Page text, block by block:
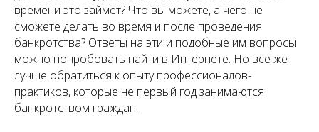
времени это займёт? Что вы можете, а чего не
сможете делать во время и после проведения
банкротства? Ответы на эти и подобные им вопросы
можно попробовать найти в Интернете. Но всё же
лучше обратиться к опыту профессионалов-
практиков, которые не первый год занимаются
банкротством граждан.